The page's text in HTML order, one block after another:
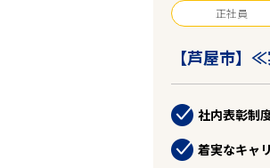
正社員
【芦屋市】
社内表彰制
着実なキャ